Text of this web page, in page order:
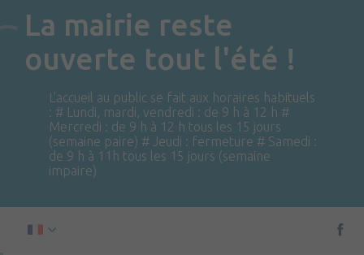
La mairie reste
ouverte tout l'été !
L'accueil au public se fait aux horaires habituels
: # Lundi, mardi, vendredi : de 9 h à 12 h #
Mercredi : de 9 h à 12 h tous les 15 jours
(semaine paire) # Jeudi : fermeture # Samedi :
de 9 h à 11h tous les 15 jours (semaine
impaire)